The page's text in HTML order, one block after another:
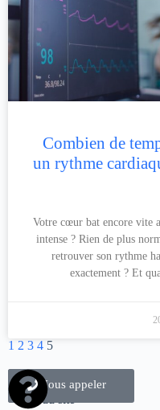
Combien de
un rythme
Votre cœur bat encore vite
intense ? Rien de plus
retrouver son rythme
exactement ? Et
1 2 3 4 5
Nous contacter
Nous appeler
Plan du site